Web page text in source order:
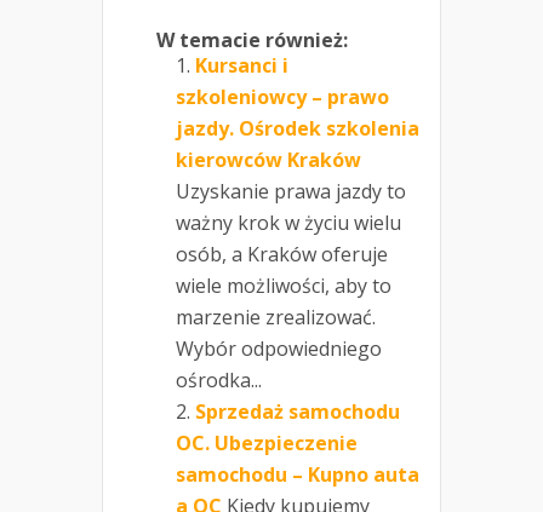
W temacie również:
Kursanci i
szkoleniowcy – prawo
jazdy. Ośrodek szkolenia
kierowców Kraków
Uzyskanie prawa jazdy to
ważny krok w życiu wielu
osób, a Kraków oferuje
wiele możliwości, aby to
marzenie zrealizować.
Wybór odpowiedniego
ośrodka...
Sprzedaż samochodu
OC. Ubezpieczenie
samochodu – Kupno auta
a OC Kiedy kupujemy